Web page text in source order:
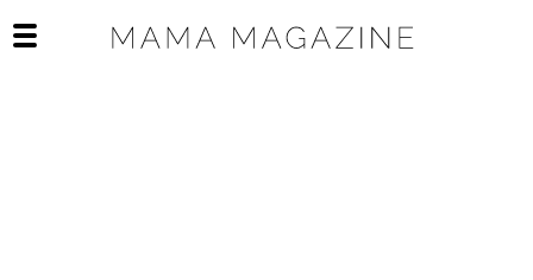
Open het mobiele menu